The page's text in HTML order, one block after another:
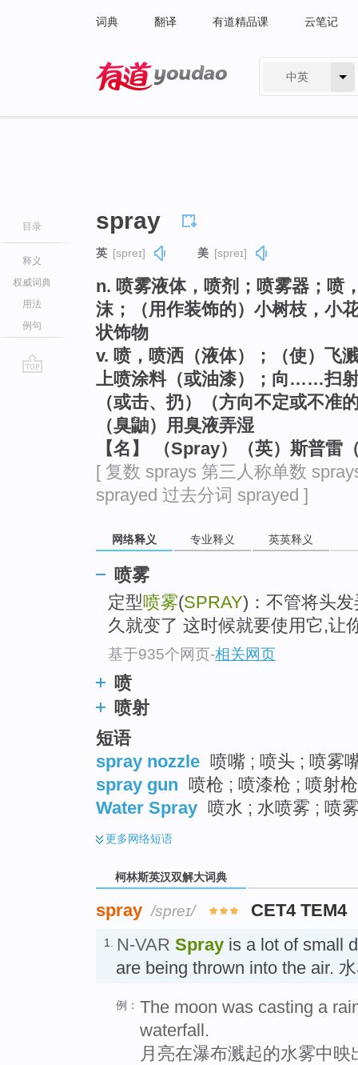
词典 翻译 有道精品课 云笔记
中英
目录
释义
权威词典
用法
例句
spray
英 [spreɪ] 美 [spreɪ]
n. 喷雾液体，喷剂；喷雾器；喷
沫；（用作装饰的）小树枝，小
状饰物
v. 喷，喷洒（液体）；（使）
上喷涂料（或油漆）；向……扫
（或击、扔）（方向不定或不准
（臭鼬）用臭液弄湿
【名】 （Spray）（英）斯普雷
[ 复数 sprays 第三人称单数
sprayed 过去分词 sprayed ]
网络释义 专业释义 英英释义
喷雾
定型喷雾(SPRAY)：不管将头
久就变了 这时候就要使用它,让
基于935个网页-相关网页
喷
喷射
短语
spray nozzle 喷嘴 ; 喷头 ; 喷雾
spray gun 喷枪 ; 喷漆枪 ; 喷射
Water Spray 喷水 ; 水喷雾 ; 喷
更多网络短语
柯林斯英汉双解大词典
spray /spreɪ/ CET4 TEM4
1. N-VAR Spray is a lot of small
are being thrown into the air.
例： The moon was casting a
waterfall.
月亮在瀑布溅起的水雾中